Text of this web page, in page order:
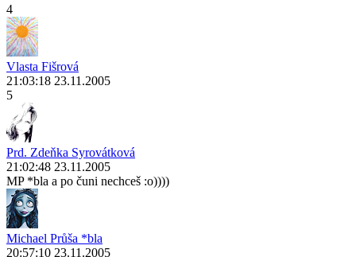
4
Vlasta Fišrová
21:03:18 23.11.2005
5
Prd. Zdeňka Syrovátková
21:02:48 23.11.2005
MP *bla a po čuni nechceš :o))))
Michael Průša *bla
20:57:10 23.11.2005